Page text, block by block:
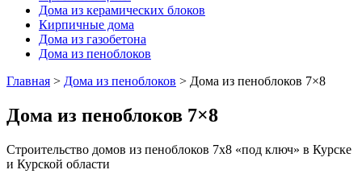
Дома из керамических блоков
Кирпичные дома
Дома из газобетона
Дома из пеноблоков
Главная > Дома из пеноблоков > Дома из пеноблоков 7×8
Дома из пеноблоков 7×8
Строительство домов из пеноблоков 7х8 «под ключ» в Курске
и Курской области